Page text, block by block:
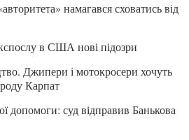
намагався сховатись від
в США нові підозри
Джипери і мотокросери хочуть
Карпат
допомоги: суд відправив Банькова